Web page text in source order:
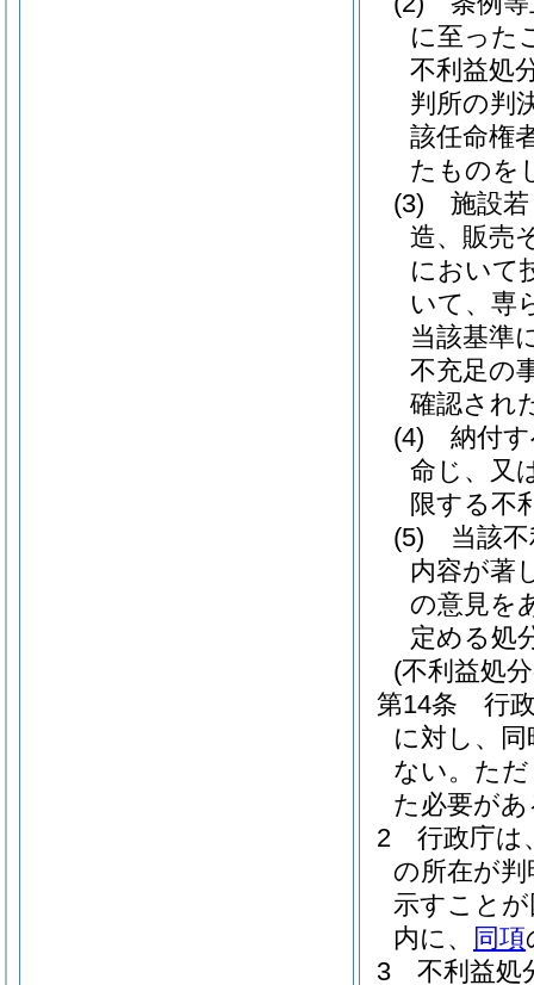
に至った
不利益処
判所の判
該任命権
たものを
(3)
施設
造、販売
において
いて、専
当該基準
不充足の
確認され
(4)
納付
命じ、又
限する不
(5)
当該
内容が著
の意見を
定める処
(不利益処
第14条
行
に対し、
ない。 た
た必要が
2
行政庁は
の所在が
示すこと
内に、
同項
3
不利益処